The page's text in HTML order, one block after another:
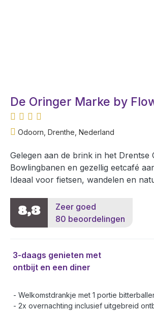
De Oringer Marke by
Odoorn, Drenthe, Nederland
Gelegen aan de brink in het Drentse
Bowlingbanen en gezellig eetcafé
Ideaal voor fietsen, wandelen en
8,3
Zeer goed
80 beoordelingen
3-daags genieten met
ontbijt en een diner
Welkomstdrankje met 1 portie
2x overnachting inclusief uitgebreid